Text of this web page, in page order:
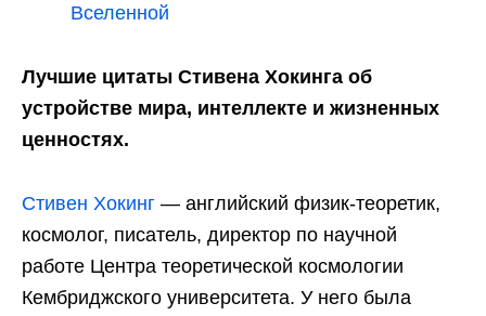
Вселенной
Лучшие цитаты Стивена Хокинга об
устройстве мира, интеллекте и жизненных
ценностях.
Стивен Хокинг — английский физик-теоретик,
космолог, писатель, директор по научной
работе Центра теоретической космологии
Кембриджского университета. У него была